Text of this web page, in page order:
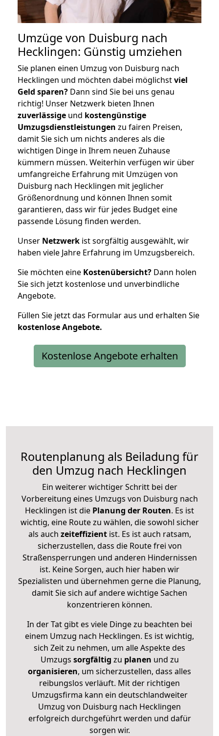
Umzüge von Duisburg nach
Hecklingen: Günstig umziehen
Sie planen einen Umzug von Duisburg nach
Hecklingen und möchten dabei möglichstviel
Geld sparen? Dann sind Sie bei uns genau
richtig! Unser Netzwerk bieten Ihnen
zuverlässige und kostengünstige
Umzugsdienstleistungen zu fairen Preisen,
damit Sie sich um nichts anderes als die
wichtigen Dinge in Ihrem neuen Zuhause
kümmern müssen. Weiterhin verfügen wir über
umfangreiche Erfahrung mit Umzügen von
Duisburg nach Hecklingen mit jeglicher
Größenordnung und können Ihnen somit
garantieren, dass wir für jedes Budget eine
passende Lösung finden werden.
Unser Netzwerk ist sorgfältig ausgewählt, wir
haben viele Jahre Erfahrung im Umzugsbereich.
Sie möchten eine Kostenübersicht? Dann holen
Sie sich jetzt kostenlose und unverbindliche
Angebote.
Füllen Sie jetzt das Formular aus und erhalten Sie
kostenloseAngebote.
Kostenlose Angebote erhalten
Routenplanung als Beiladung für
den Umzug nach Hecklingen
Ein weiterer wichtiger Schritt bei der
Vorbereitung eines Umzugs von Duisburg nach
Hecklingen ist die Planung der Routen. Es ist
wichtig, eine Route zu wählen, die sowohl sicher
als auch zeiteffizientist. Es ist auch ratsam,
sicherzustellen, dass die Route frei von
Straßensperrungen und anderen Hindernissen
ist. Keine Sorgen, auch hier haben wir
Spezialisten und übernehmen gerne die Planung,
damit Sie sich auf andere wichtige Sachen
konzentrieren können.
In der Tat gibt es viele Dinge zu beachten bei
einem Umzug nach Hecklingen. Es ist wichtig,
sich Zeit zu nehmen, um alle Aspekte des
Umzugs sorgfältig zu planen und zu
organisieren, um sicherzustellen, dass alles
reibungslos verläuft. Mit der richtigen
Umzugsfirma kann ein deutschlandweiter
Umzug von Duisburg nach Hecklingen
erfolgreich durchgeführt werden und dafür
sorgen wir.